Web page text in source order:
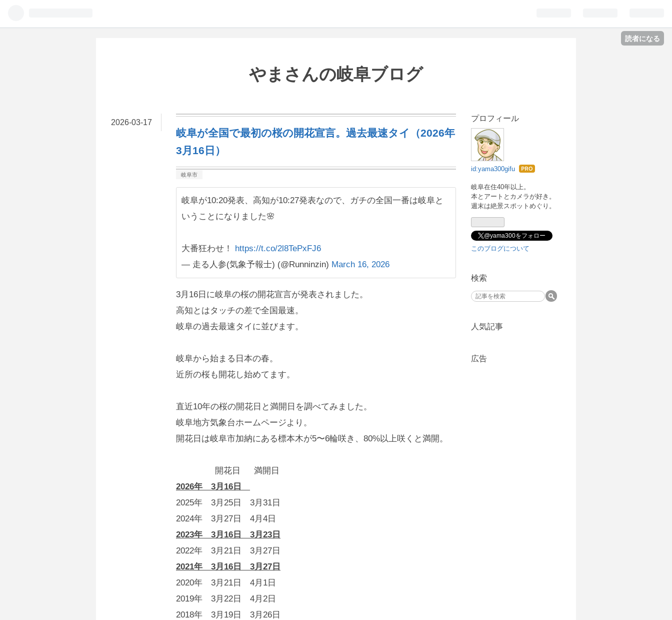
読者になる
やまさんの岐阜ブログ
2026-03-17
岐阜が全国で最初の桜の開花宣言。過去最速タイ（2026年
3月16日）
岐阜市
岐阜が10:20発表、高知が10:27発表なので、ガチの全国一番は岐阜と
いうことになりました🌸
大番狂わせ！ https://t.co/2l8TePxFJ6
— 走る人参(気象予報士) (@Runninzin) March 16, 2026
3月16日に岐阜の桜の開花宣言が発表されました。
高知とはタッチの差で全国最速。
岐阜の過去最速タイに並びます。
岐阜から始まる日本の春。
近所の桜も開花し始めてます。
直近10年の桜の開花日と満開日を調べてみました。
岐阜地方気象台ホームページより。
開花日は岐阜市加納にある標本木が5〜6輪咲き、80%以上咲くと満開。
開花日 満開日
2026年 3月16日
2025年 3月25日 3月31日
2024年 3月27日 4月4日
2023年 3月16日 3月23日
2022年 3月21日 3月27日
2021年 3月16日 3月27日
2020年 3月21日 4月1日
2019年 3月22日 4月2日
2018年 3月19日 3月26日
プロフィール
id:yama300gifu はて
なブ
ログ
Pro
岐阜在住40年以上。
本とアートとカメラが好き。
週末は絶景スポットめぐり。
@yama300をフォロー
このブログについて
検索
人気記事
広告